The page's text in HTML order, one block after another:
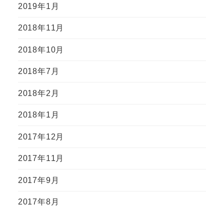
2019年1月
2018年11月
2018年10月
2018年7月
2018年2月
2018年1月
2017年12月
2017年11月
2017年9月
2017年8月